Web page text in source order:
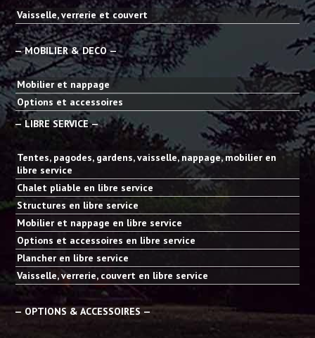
Vaisselle, verrerie et couvert
— MOBILIER & DECO —
Mobilier et nappage
Options et accessoires
— LIBRE SERVICE —
Tentes, pagodes, gardens, vaisselle, nappage, mobilier en
libre service
Chalet pliable en libre service
Structures en libre service
Mobilier et nappage en libre service
Options et accessoires en libre service
Plancher en libre service
Vaisselle, verrerie, couvert en libre service
— OPTIONS & ACCESSOIRES —